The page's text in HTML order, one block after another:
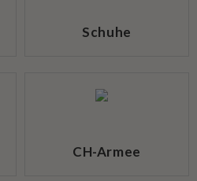
Schuhe
CH-Armee